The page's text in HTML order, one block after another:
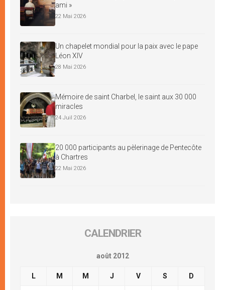
ami »
22 Mai 2026
Un chapelet mondial pour la paix avec le pape
Léon XIV
28 Mai 2026
Mémoire de saint Charbel, le saint aux 30 000
miracles
24 Juil 2026
20 000 participants au pèlerinage de Pentecôte
à Chartres
22 Mai 2026
CALENDRIER
août 2012
L M M J V S D